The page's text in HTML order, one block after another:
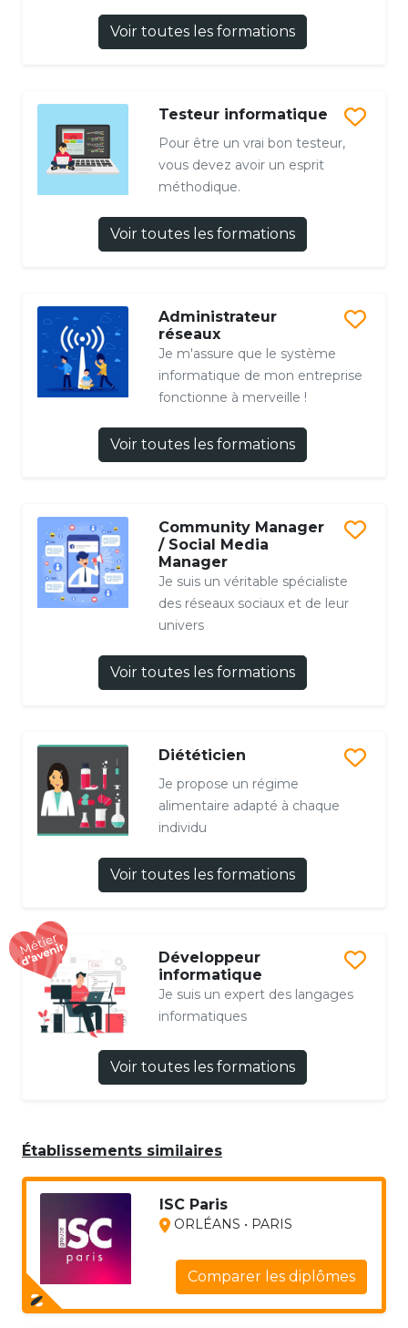
Voir toutes les formations
Testeur informatique
Pour être un vrai bon testeur,
vous devez avoir un esprit
méthodique.
Voir toutes les formations
Administrateur
réseaux
Je m'assure que le système
informatique de mon entreprise
fonctionne à merveille !
Voir toutes les formations
Community Manager
/ Social Media
Manager
Je suis un véritable spécialiste
des réseaux sociaux et de leur
univers
Voir toutes les formations
Diététicien
Je propose un régime
alimentaire adapté à chaque
individu
Voir toutes les formations
Développeur
informatique
Je suis un expert des langages
informatiques
Voir toutes les formations
Établissements similaires
ISC Paris
ORLÉANS • PARIS
Comparer les diplômes